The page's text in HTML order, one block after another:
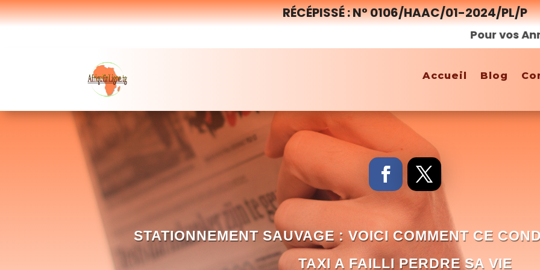
RÉCÉPISSÉ : N° 0106/HAAC/01-2024/PL/P
Pour vos
Accueil Blog
STATIONNEMENT SAUVAGE : VOICI COMMENT CE
TAXI A FAILLI PERDRE SA VIE